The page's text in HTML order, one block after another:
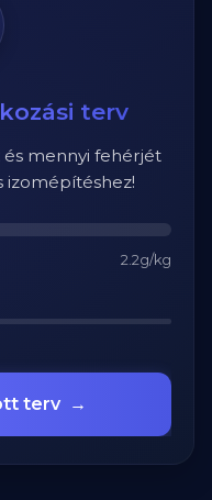
terv
mennyi fehérjét
izomépítéshez!
2.2g/kg
terv →